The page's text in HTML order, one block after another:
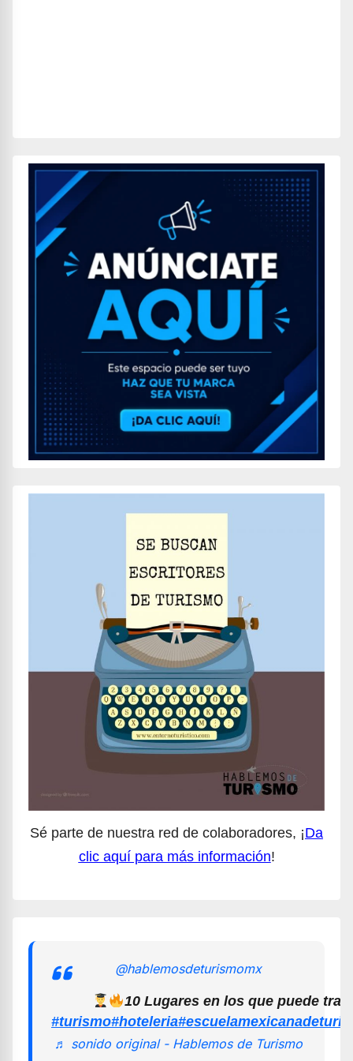
Sé parte de nuestra red de colaboradores, ¡Da
clic aquí para más información!
@hablemosdeturismomx
10 Lugares en los que puede
#turismo#hoteleria
♬ sonido original - Hablemos de Turismo